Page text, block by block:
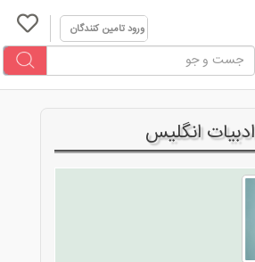
ورود تامین کنندگان
ادبیات انگلیس